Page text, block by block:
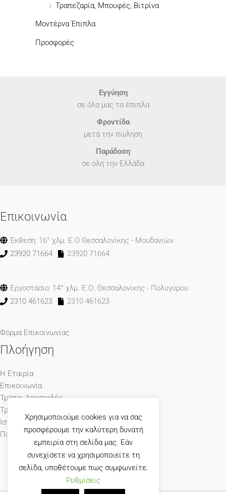
Τραπεζαρία, Μπουφές, Βιτρίνα
Μοντέρνα Έπιπλα
Προσφορές
Εγγύηση
σε όλα μας τα έπιπλα
Φροντίδα
μετά την πώληση
Παράδοση
σε όλη την Ελλάδα
Επικοινωνία
Έκθεση: 16° χλμ. Ε.Ο Θεσσαλονίκης - Μουδανιών
23920 71664
23920 71664
Εργοστάσιο: 14° χλμ. Ε.Ο. Θεσσαλονίκης - Πολυγύρου
2310 461623
2310 461623
Φόρμα Επικοινωνίας
Πλοήγηση
Η Εταιρία
Επικοινωνία
Τρόποι Αποστολής
Τρόποι Πληρωμής
Ιστολόγιο
Πολιτική Απορρήτου
Χρησιμοποιούμε cookies για να σας
προσφέρουμε την καλύτερη δυνατή
εμπειρία στη σελίδα μας. Εάν
συνεχίσετε να χρησιμοποιείτε τη
σελίδα, υποθέτουμε πως συμφωνείτε.
Ρυθμίσεις